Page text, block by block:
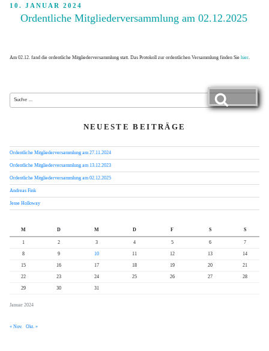
VERÖFFENTLICHT
AM
10. JANUAR 2024
Ordentliche Mitgliederversammlung am 02.12.2025
Am 02.12. fand die ordentliche Mitgliederversammlung statt. Das Protokoll zur ordentlichen Versammlung finden Sie hier
nach:
NEUESTE BEITRÄGE
Ordentliche Mitgliederversammlung am 27.11.2024
Ordentliche Mitgliederversammlung am 13.12.2023
Ordentliche Mitgliederversammlung am 02.12.2025
Andreas Fink
Jesse Holloway
Januar 2024
M D M D F S S
1 2 3 4 5 6 7
8 9 10 11 12 13 14
15 16 17 18 19 20 21
22 23 24 25 26 27 28
29 30 31
« Nov. Okt. »